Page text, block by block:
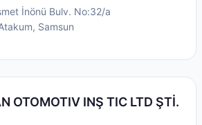
İnönü Bulv. No:32/a
, Samsun
OTOMOTIV INŞ TIC LTD ŞTİ.